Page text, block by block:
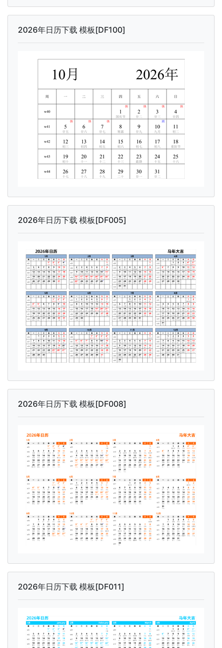
2026年日历下载 模板[DF100]
2026年日历下载 模板[DF005]
2026年日历下载 模板[DF008]
2026年日历下载 模板[DF011]